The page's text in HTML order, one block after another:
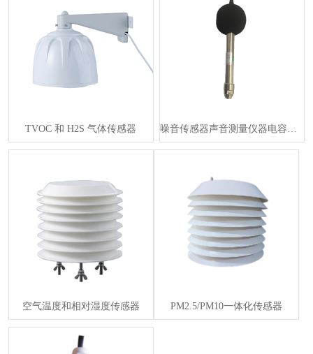
TVOC 和 H2S 气体传感器 噪音传感器声音测量仪器电容麦克风 RS485 输出适用于办公室、车间、···
空气温度和相对湿度传感器 PM2.5/PM10一体化传感器